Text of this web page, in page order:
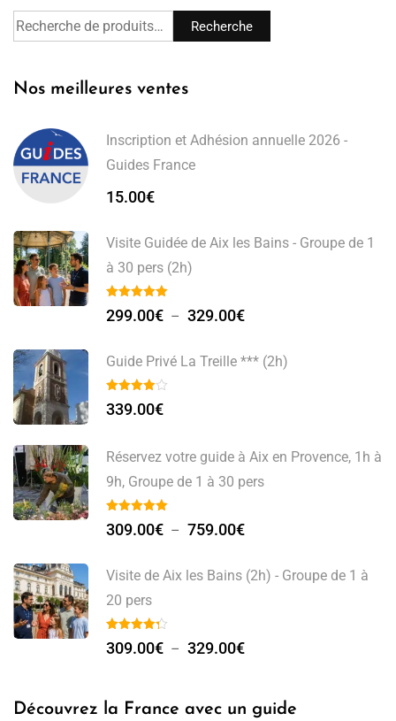
Recherche
Nos meilleures ventes
Inscription et Adhésion annuelle 2026 -
Guides France
15.00€
Visite Guidée de Aix les Bains - Groupe de 1
à 30 pers (2h)
299.00€ – 329.00€
Guide Privé La Treille *** (2h)
339.00€
Réservez votre guide à Aix en Provence, 1h à
9h, Groupe de 1 à 30 pers
309.00€ – 759.00€
Visite de Aix les Bains (2h) - Groupe de 1 à
20 pers
309.00€ – 329.00€
Découvrez la France avec un guide